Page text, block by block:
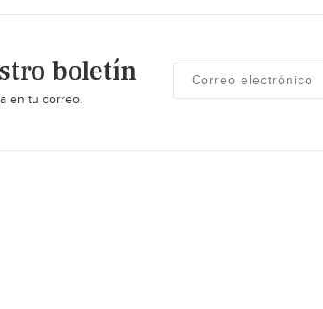
boletín
en tu correo.